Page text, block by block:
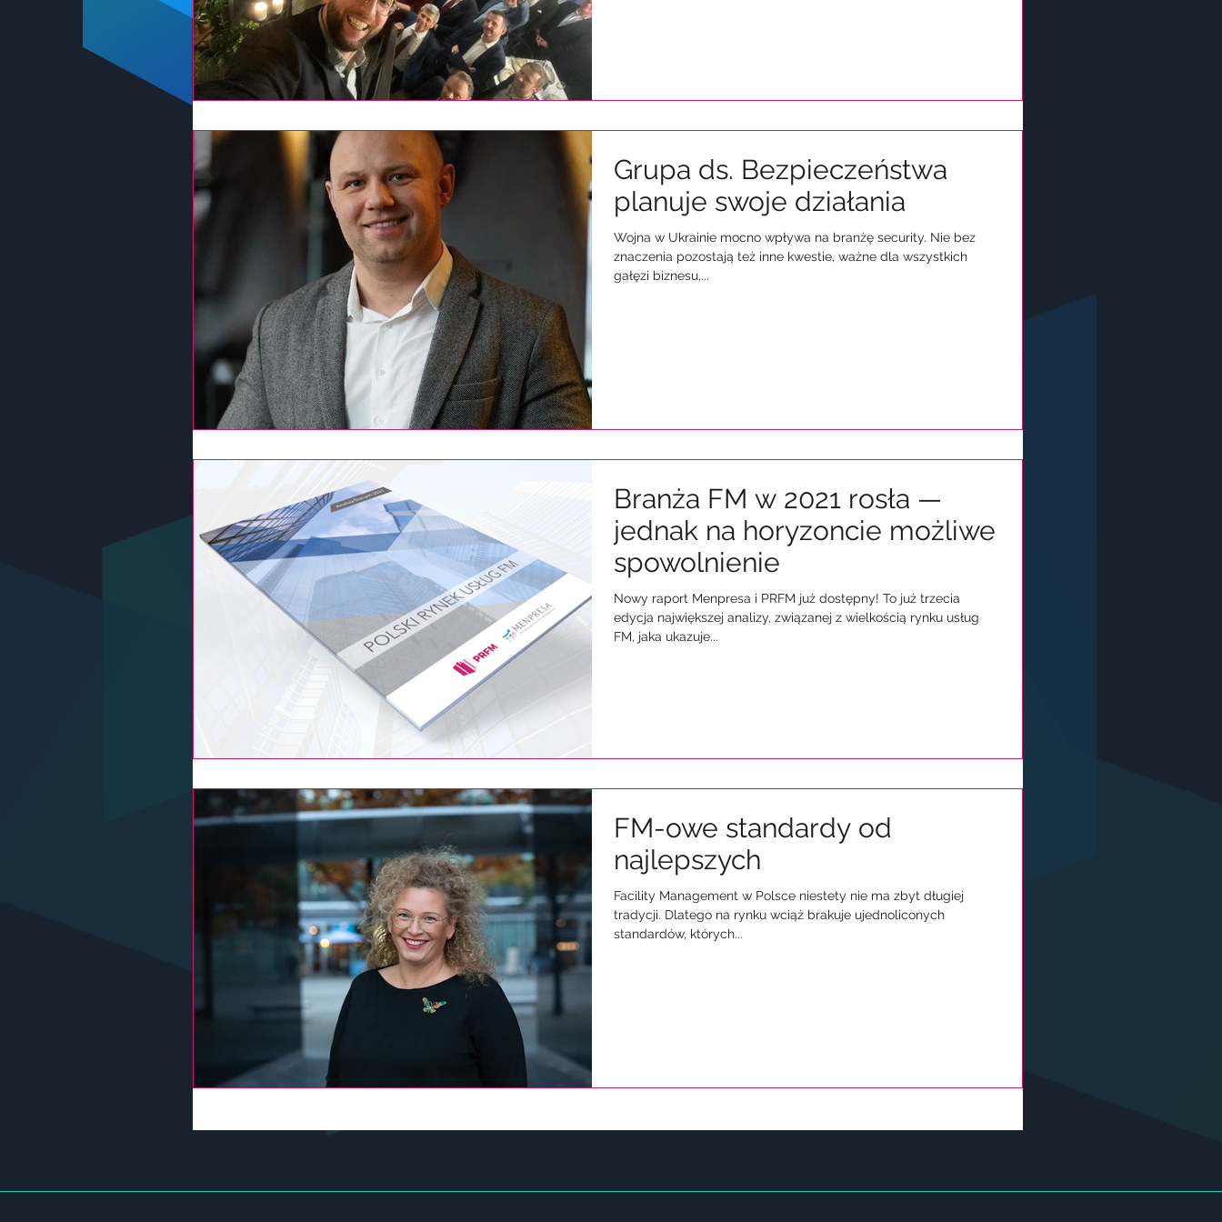
Grupa ds. Bezpieczeństwa
planuje swoje działania
Wojna w Ukrainie mocno wpływa na branżę security. Nie bez
znaczenia pozostają też inne kwestie, ważne dla wszystkich
gałęzi biznesu,...
Branża FM w 2021 rosła —
jednak na horyzoncie możliwe
spowolnienie
Nowy raport Menpresa i PRFM już dostępny! To już trzecia
edycja największej analizy, związanej z wielkością rynku usług
FM, jaka ukazuje...
FM-owe standardy od
najlepszych
Facility Management w Polsce niestety nie ma zbyt długiej
tradycji. Dlatego na rynku wciąż brakuje ujednoliconych
standardów, których...